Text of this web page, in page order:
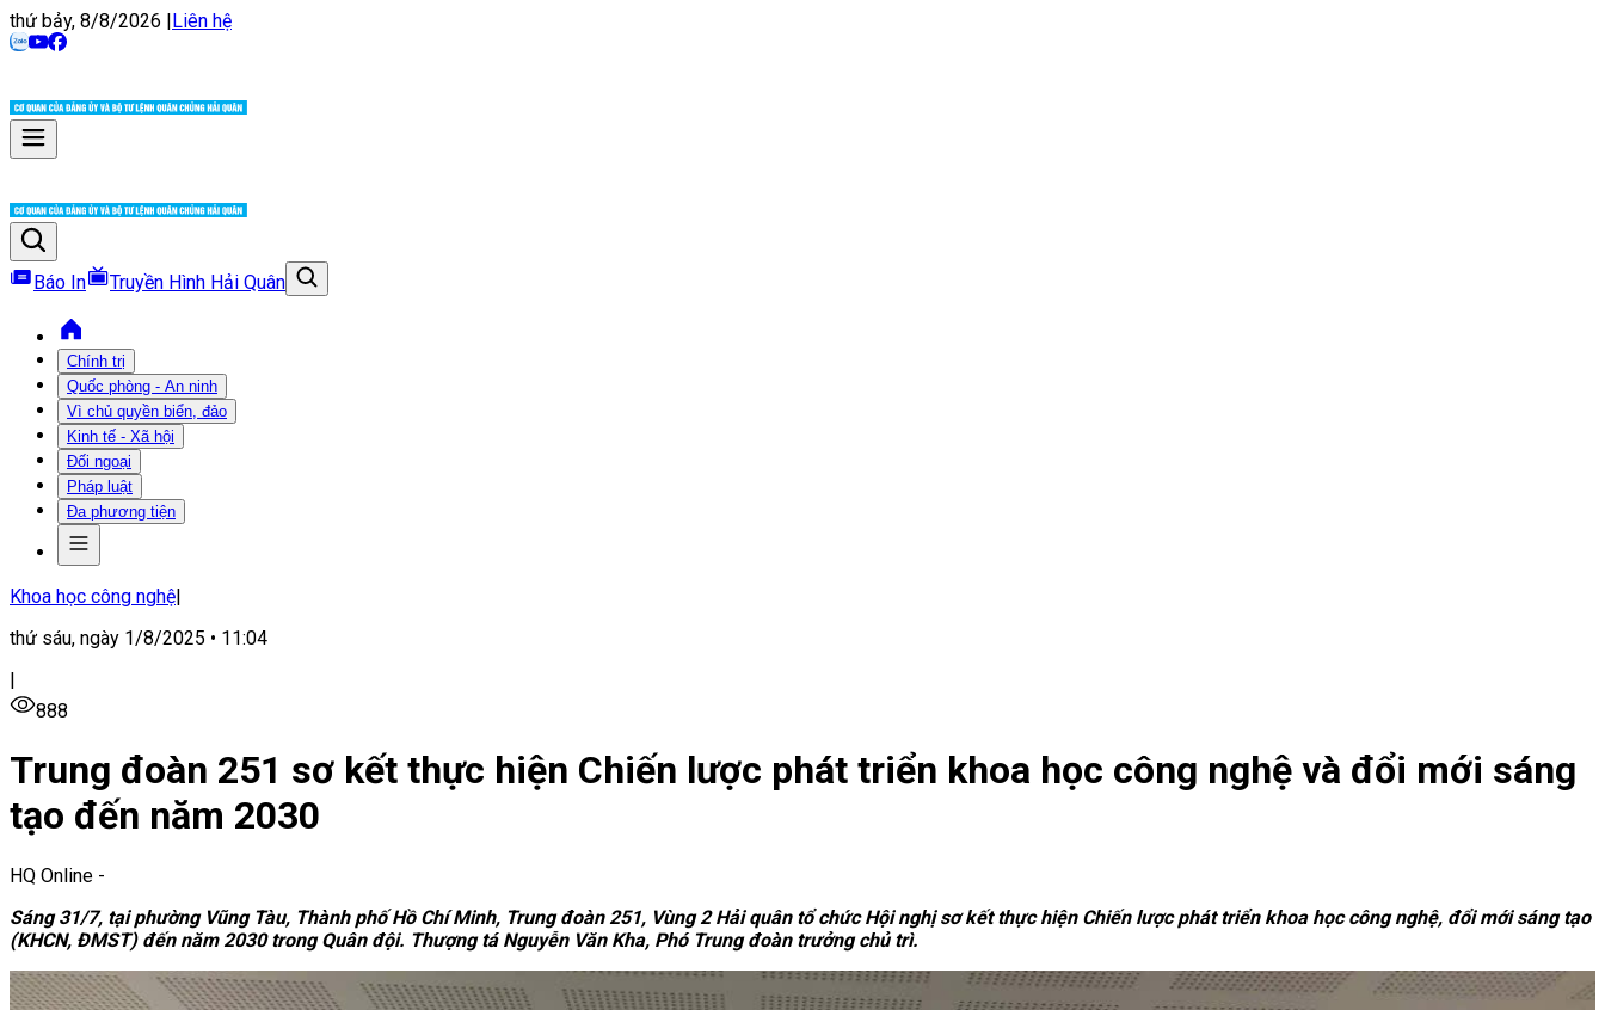
thứ bảy, 8/8/2026 |Liên hệ
Báo In Truyền Hình Hải Quân
Chính trị
Quốc phòng - An ninh
Vì chủ quyền biển, đảo
Kinh tế - Xã hội
Đối ngoại
Pháp luật
Đa phương tiện
Khoa học công nghệ|
thứ sáu, ngày 1/8/2025 • 11:04
|
888
Trung đoàn 251 sơ kết thực hiện Chiến lược phát triển khoa học công nghệ và đổi mới sáng
tạo đến năm 2030
HQ Online -
Sáng 31/7, tại phường Vũng Tàu, Thành phố Hồ Chí Minh, Trung đoàn 251, Vùng 2 Hải quân tổ chức Hội nghị sơ kết thực hiện Chiến lược phát triển khoa học công nghệ, đổi mới sáng tạo
(KHCN, ĐMST) đến năm 2030 trong Quân đội. Thượng tá Nguyễn Văn Kha, Phó Trung đoàn trưởng chủ trì.